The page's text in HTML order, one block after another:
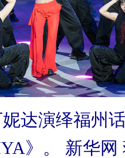
演绎福州话
》。 新华